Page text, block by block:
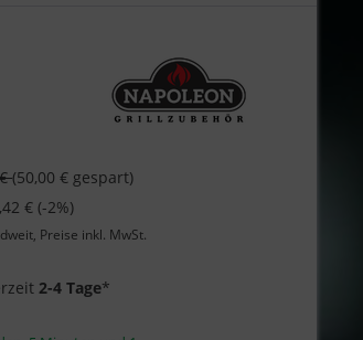
€(50,00 € gespart)
€ (-2%)
Preise inkl. MwSt.
2-4 Tage*